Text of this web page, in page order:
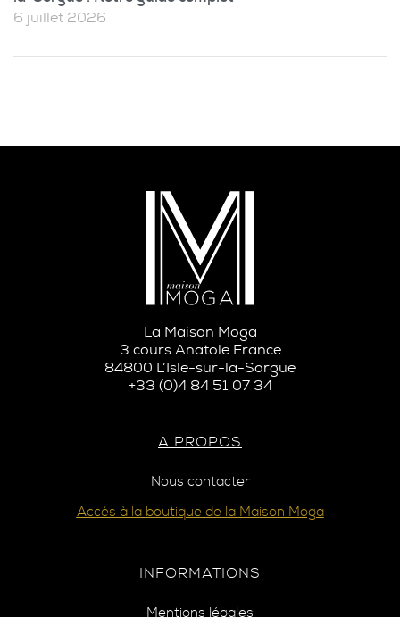
6 juillet 2026
La Maison Moga
3 cours Anatole France
84800 L’Isle-sur-la-Sorgue
+33 (0)4 84 51 07 34
A PROPOS
Nous contacter
Accès à la boutique de la Maison Moga
INFORMATIONS
Mentions légales